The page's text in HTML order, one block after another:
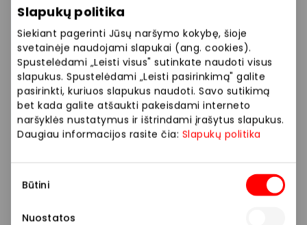
Slapukų politika
Siekiant pagerinti Jūsų naršymo kokybę, šioje
svetainėje naudojami slapukai (ang. cookies).
Spustelėdami „Leisti visus" sutinkate naudoti visus
slapukus. Spustelėdami „Leisti pasirinkimą" galite
pasirinkti, kuriuos slapukus naudoti. Savo sutikimą
bet kada galite atšaukti pakeisdami interneto
naršyklės nustatymus ir ištrindami įrašytus slapukus.
Daugiau informacijos rasite čia: Slapukų politika
pasirinkimas
Būtini
Nuostatos
nuolaida galioja tam pačiam pirkėjui perkant dvejus
akinius tą pačią dieną pagal tą patį akinių receptą;
nuolaida taikoma pigesnei prekei;
nuolaida korekciniams akiniams galioja tik perkant ir
gaminant pilną akinių komplektą viename iš VISION
EXPRESS optikos salonų;
nuolaidos negalioja akinių gamybai ir kitoms
paslaugoms bei ekskliuzyvinių prekės ženklų akinių
rėmeliams ir akiniams nuo saulės;
nuolaida skaičiuojama nuo pradinės prekių kainos ir